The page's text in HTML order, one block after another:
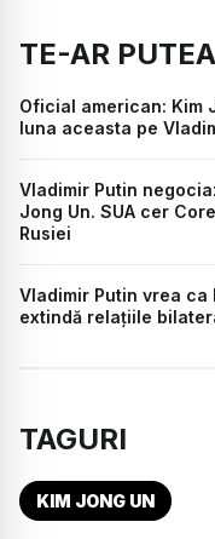
TE-AR
Oficial american: Kim
luna aceasta pe
Vladimir Putin
Jong Un. SUA cer
Rusiei
Vladimir Putin vrea ca
extindă relaţiile
TAGURI
KIM JONG UN